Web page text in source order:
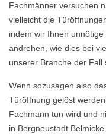
Fachmänner versuchen
vielleicht die
indem wir Ihnen
andrehen, wie dies bei
unserer Branche der Fall
Wenn sozusagen also
Türöffnung gelöst
Fachmann tun wird und
in Bergneustadt